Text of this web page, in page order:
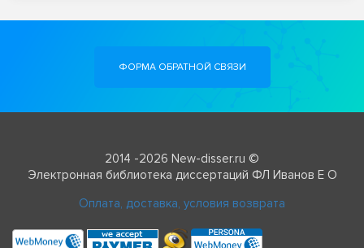
ФОРМА ОБРАТНОЙ СВЯЗИ
2014 -2026 New-disser.ru ©
Электронная библиотека диссертаций ФЛ Иванов Е О
Оплата, доставка, условия возврата